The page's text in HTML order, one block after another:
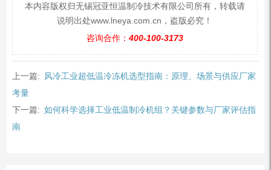
本内容版权归无锡冠亚恒温制冷技术有限公司所有，转载请
说明出处www.lneya.com.cn，盗版必究！
咨询合作： 400-100-3173
上一篇:
风冷工业超低温冷冻机选型指南：原理、场景与供应厂家
考量
下一篇: 如何科学选择工业低温制冷机组？关键参数与厂家评估指
南